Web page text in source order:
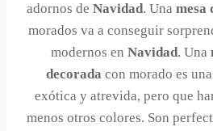
adornos de Navidad. Una mesa
morados va a conseguir
modernos en Navidad. Una
decorada con morado es una
exótica y atrevida, pero que
menos otros colores. Son